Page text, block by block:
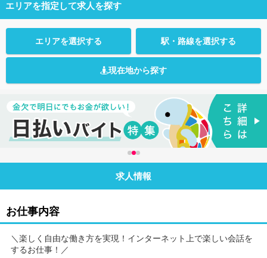
エリアを指定して求人を探す
エリアを選択する 駅・路線を選択する
現在地から探す
求人情報
お仕事内容
＼楽しく自由な働き方を実現！インターネット上で楽しい会話を
するお仕事！／